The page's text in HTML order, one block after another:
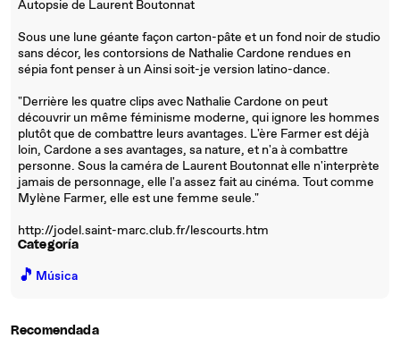
Autopsie de Laurent Boutonnat
Sous une lune géante façon carton-pâte et un fond noir de studio
sans décor, les contorsions de Nathalie Cardone rendues en
sépia font penser à un Ainsi soit-je version latino-dance.
"Derrière les quatre clips avec Nathalie Cardone on peut
découvrir un même féminisme moderne, qui ignore les hommes
plutôt que de combattre leurs avantages. L'ère Farmer est déjà
loin, Cardone a ses avantages, sa nature, et n'a à combattre
personne. Sous la caméra de Laurent Boutonnat elle n'interprète
jamais de personnage, elle l'a assez fait au cinéma. Tout comme
Mylène Farmer, elle est une femme seule."
http://jodel.saint-marc.club.fr/lescourts.htm
Categoría
🎵 Música
Recomendada